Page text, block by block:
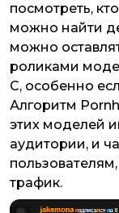
посмотреть,
можно найти
можно
роликами
С, особенно
Алгоритм
этих моделей
аудитории, и
трафик.